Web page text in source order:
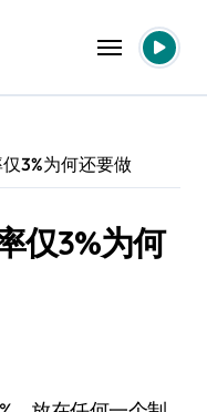
3%为何还要做
仅3%为何